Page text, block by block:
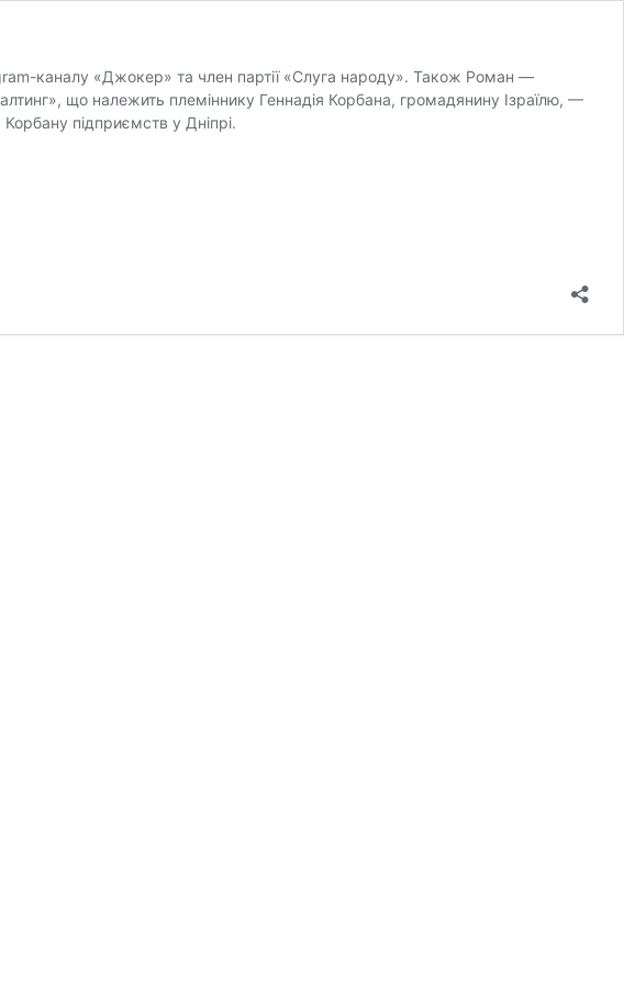
каналу «Джокер» та член партії «Слуга народу». Також Роман —
що належить племіннику Геннадія Корбана, громадянину Ізраїлю, —
підприємств у Дніпрі.